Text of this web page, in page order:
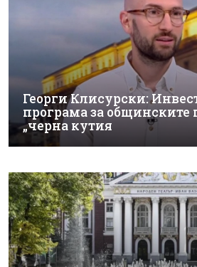
Георги Клисурски:
програма за общинските
„черна кутия